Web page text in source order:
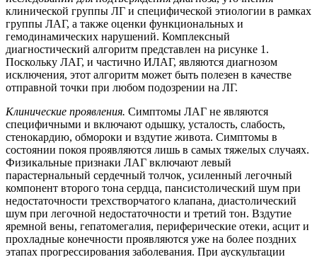
клинической группы ЛГ и специфической этиологии в рамках
группы ЛАГ, а также оценки функциональных и
гемодинамических нарушений. Комплексный
диагностический алгоритм представлен на рисунке 1.
Поскольку ЛАГ, и частично ИЛАГ, являются диагнозом
исключения, этот алгоритм может быть полезен в качестве
отправной точки при любом подозрении на ЛГ.
Клинические проявления. Симптомы ЛАГ не являются
специфичными и включают одышку, усталость, слабость,
стенокардию, обмороки и вздутие живота. Симптомы в
состоянии покоя проявляются лишь в самых тяжелых случаях.
Физикальные признаки ЛАГ включают левый
парастернальный сердечный толчок, усиленный легочный
компонент второго тона сердца, пансистолический шум при
недостаточности трехстворчатого клапана, диастолический
шум при легочной недостаточности и третий тон. Вздутие
яремной вены, гепатомегалия, периферические отеки, асцит и
прохладные конечности проявляются уже на более поздних
этапах прогрессирования заболевания. При аускультации